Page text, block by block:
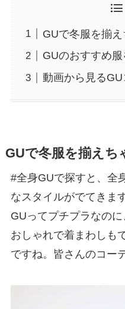
GUで冬服を揃え
GUのおすすめ服
動画から見る
GUで冬服を揃えち
#全身GUで探すと、全
なスタイルがでてきます
GUってプチプラなのに
おしゃれで着まわしも
ですね。皆さんのコー